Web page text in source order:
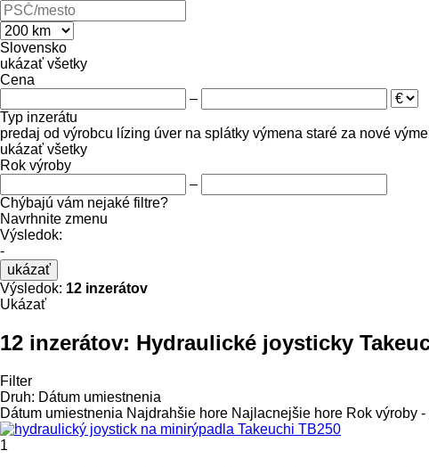
Slovensko
ukázať všetky
Cena
–
Typ inzerátu
predaj od výrobcu lízing úver na splátky výmena staré za nové
ukázať všetky
Rok výroby
–
Chýbajú vám nejaké filtre?
Navrhnite zmenu
Výsledok:
-
ukázať
Výsledok: 12 inzerátov
Ukázať
12 inzerátov: Hydraulické joysticky
Filter
Druh: Dátum umiestnenia
Dátum umiestnenia Najdrahšie hore Najlacnejšie hore Rok výroby
1